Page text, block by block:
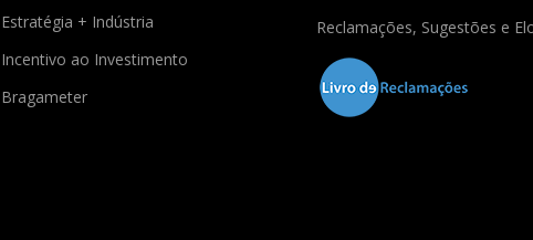
Estratégia + Indústria
Incentivo ao Investimento
Bragameter
Reclamações, Sugestões e